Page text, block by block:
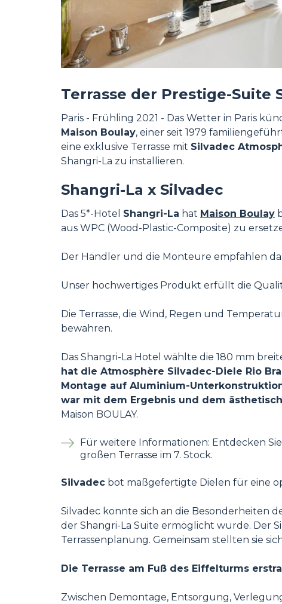
Terrasse der Prestige-Suite
Paris - Frühling 2021 - Das Wetter in Paris
Maison Boulay, einer seit 1979
eine exklusive Terrasse mit Silvadec
Shangri-La zu installieren.
Shangri-La x Silvadec
Das 5*-Hotel Shangri-La hat Maison Boulay
aus WPC (Wood-Plastic-Composite) zu
Der Händler und die Monteure empfahlen
Unser hochwertiges Produkt erfüllt die
Die Terrasse, die Wind, Regen und
bewahren.
Das Shangri-La Hotel wählte die 180 mm
hat die Atmosphère Silvadec-Diele Rio
Montage auf Aluminium-
war mit dem Ergebnis und dem
Maison BOULAY.
Für weitere Informationen: Entdecken
großen Terrasse im 7. Stock.
Silvadec bot maßgefertigte Dielen für eine
Silvadec konnte sich an die Besonderheiten
der Shangri-La Suite ermöglicht wurde. Der
Terrassenplanung. Gemeinsam stellten sie
Die Terrasse am Fuß des Eiffelturms
Zwischen Demontage, Entsorgung,